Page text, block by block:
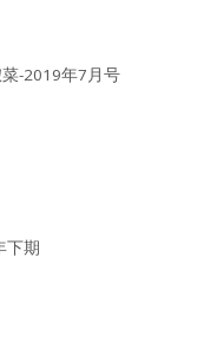
-2019年7月号
期